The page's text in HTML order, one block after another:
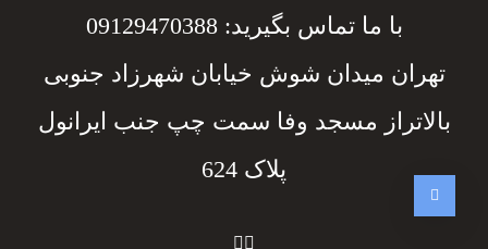
با ما تماس بگیرید: 09129470388
تهران میدان شوش خیابان شهرزاد جنوبی
بالاتراز مسجد وفا سمت چپ جنب ایرانول
پلاک 624